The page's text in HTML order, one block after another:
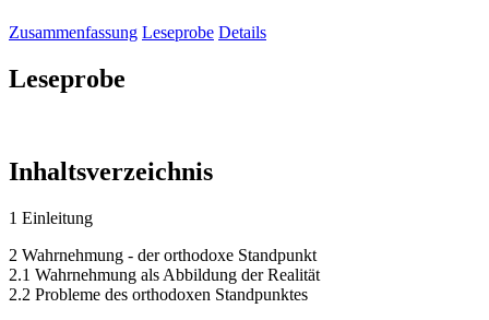
Zusammenfassung Leseprobe Details
Leseprobe
Inhaltsverzeichnis
1 Einleitung
2 Wahrnehmung - der orthodoxe Standpunkt
2.1 Wahrnehmung als Abbildung der Realität
2.2 Probleme des orthodoxen Standpunktes